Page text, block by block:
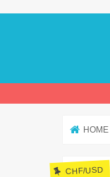
HOME
CHF/USD